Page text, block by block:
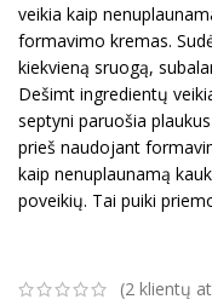
veikia kaip
formavimo kremas.
kiekvieną sruogą,
Dešimt ingredientų
septyni paruošia
prieš naudojant
kaip nenuplaunamą
poveikių. Tai puiki
(2 klientų